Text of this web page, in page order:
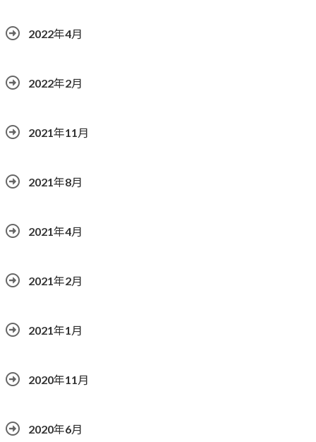
2022年4月
2022年2月
2021年11月
2021年8月
2021年4月
2021年2月
2021年1月
2020年11月
2020年6月